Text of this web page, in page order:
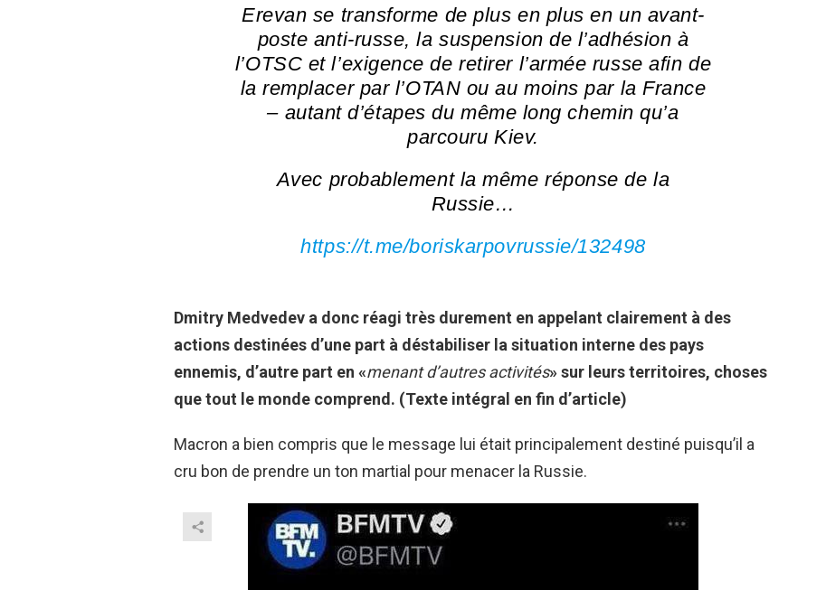
Erevan se transforme de plus en plus en un avant-
poste anti-russe, la suspension de l’adhésion à
l’OTSC et l’exigence de retirer l’armée russe afin de
la remplacer par l’OTAN ou au moins par la France
– autant d’étapes du même long chemin qu’a
parcouru Kiev.
Avec probablement la même réponse de la
Russie…
https://t.me/boriskarpovrussie/132498
Dmitry Medvedev a donc réagi très durement en appelant clairement à des
actions destinées d’une part à déstabiliser la situation interne des pays
ennemis, d’autre part en «menant d’autres activités» sur leurs territoires, choses
que tout le monde comprend. (Texte intégral en fin d’article)
Macron a bien compris que le message lui était principalement destiné puisqu’il a
cru bon de prendre un ton martial pour menacer la Russie.